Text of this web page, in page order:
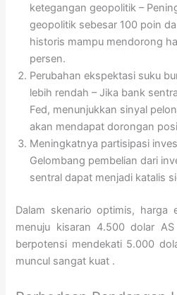
ketegangan geopolitik –
geopolitik sebesar 100 poin
historis mampu mendorong
persen.
Perubahan ekspektasi suku
lebih rendah – Jika bank
Fed, menunjukkan sinyal
akan mendapat dorongan
Meningkatnya partisipasi
Gelombang pembelian dari
sentral dapat menjadi katalis
Dalam skenario optimis, harga
menuju kisaran 4.500 dolar
berpotensi mendekati 5.000
muncul sangat kuat .